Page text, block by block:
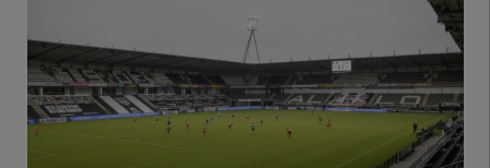
Team Zwart Wit
Futsal